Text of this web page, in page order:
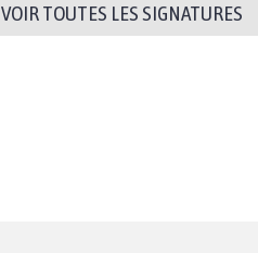
VOIR TOUTES LES SIGNATURES